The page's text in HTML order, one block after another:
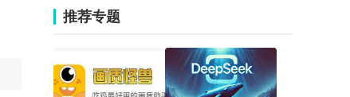
推荐专题